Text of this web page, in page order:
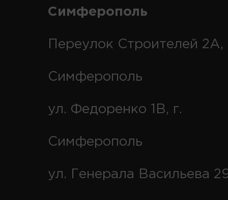
Симферополь
Переулок Строителей 2А,
Симферополь
ул. Федоренко 1В, г.
Симферополь
ул. Генерала Васильева